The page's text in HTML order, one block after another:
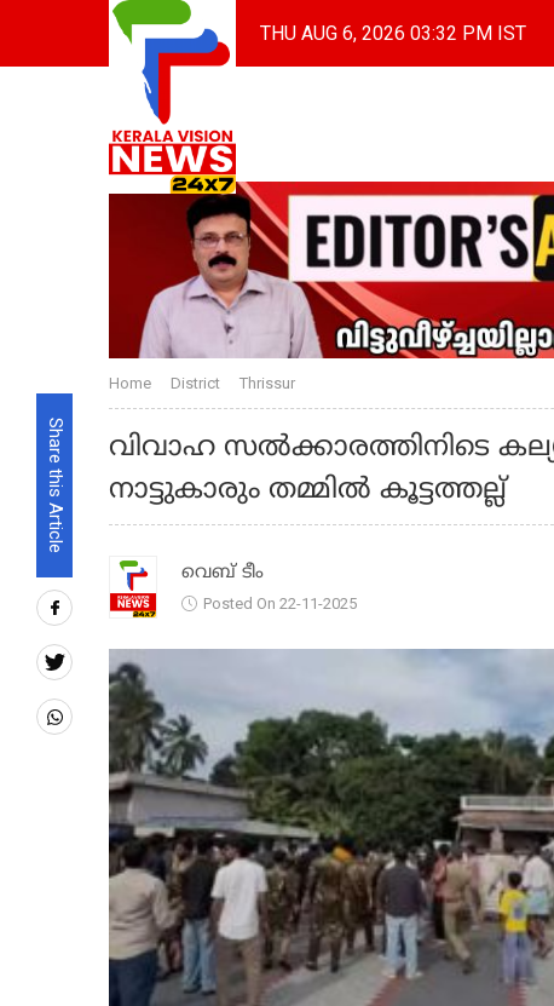
THU AUG 6, 2026 03:32 PM IST
Share this Article
Home District Thrissur
വിവാഹ സൽക്കാരത്തിനിടെ
നാട്ടുകാരും തമ്മിൽ കൂട്ടത്തല്ല്
വെബ് ടീം
Posted On 22-11-2025